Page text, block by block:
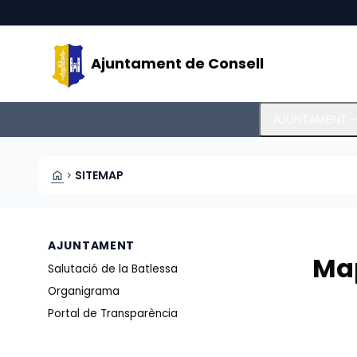
Ajuntament de Consell
HOME CHEVRON_RIGHT SITEMAP
AJUNTAMENT
Salutació de la Batlessa
Organigrama
Portal de Transparència